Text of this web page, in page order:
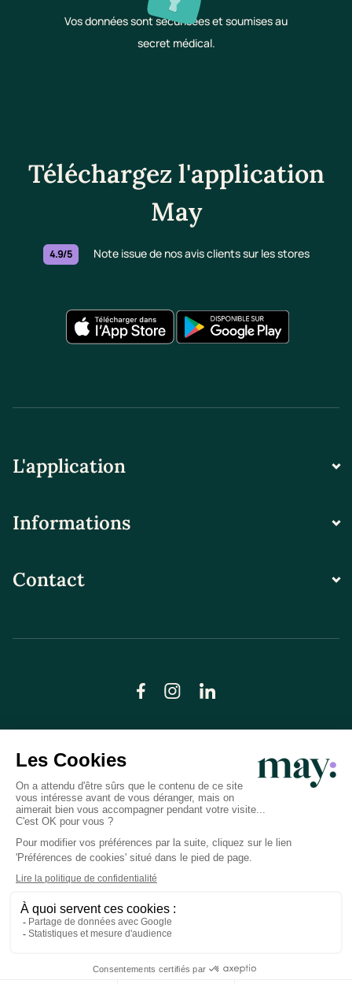
Vos données sont sécurisées et soumises au
secret médical.
Téléchargez l'application
May
4.9/5 Note issue de nos avis clients sur les stores
L'application
Informations
Contact
© LN CARE 2026
Politique de confidentialité
Conditions générales d’utilisation
Plan du site
Crédits photos